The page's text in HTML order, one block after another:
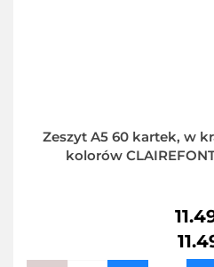
Zeszyt A5 60 kartek, w
kolorów